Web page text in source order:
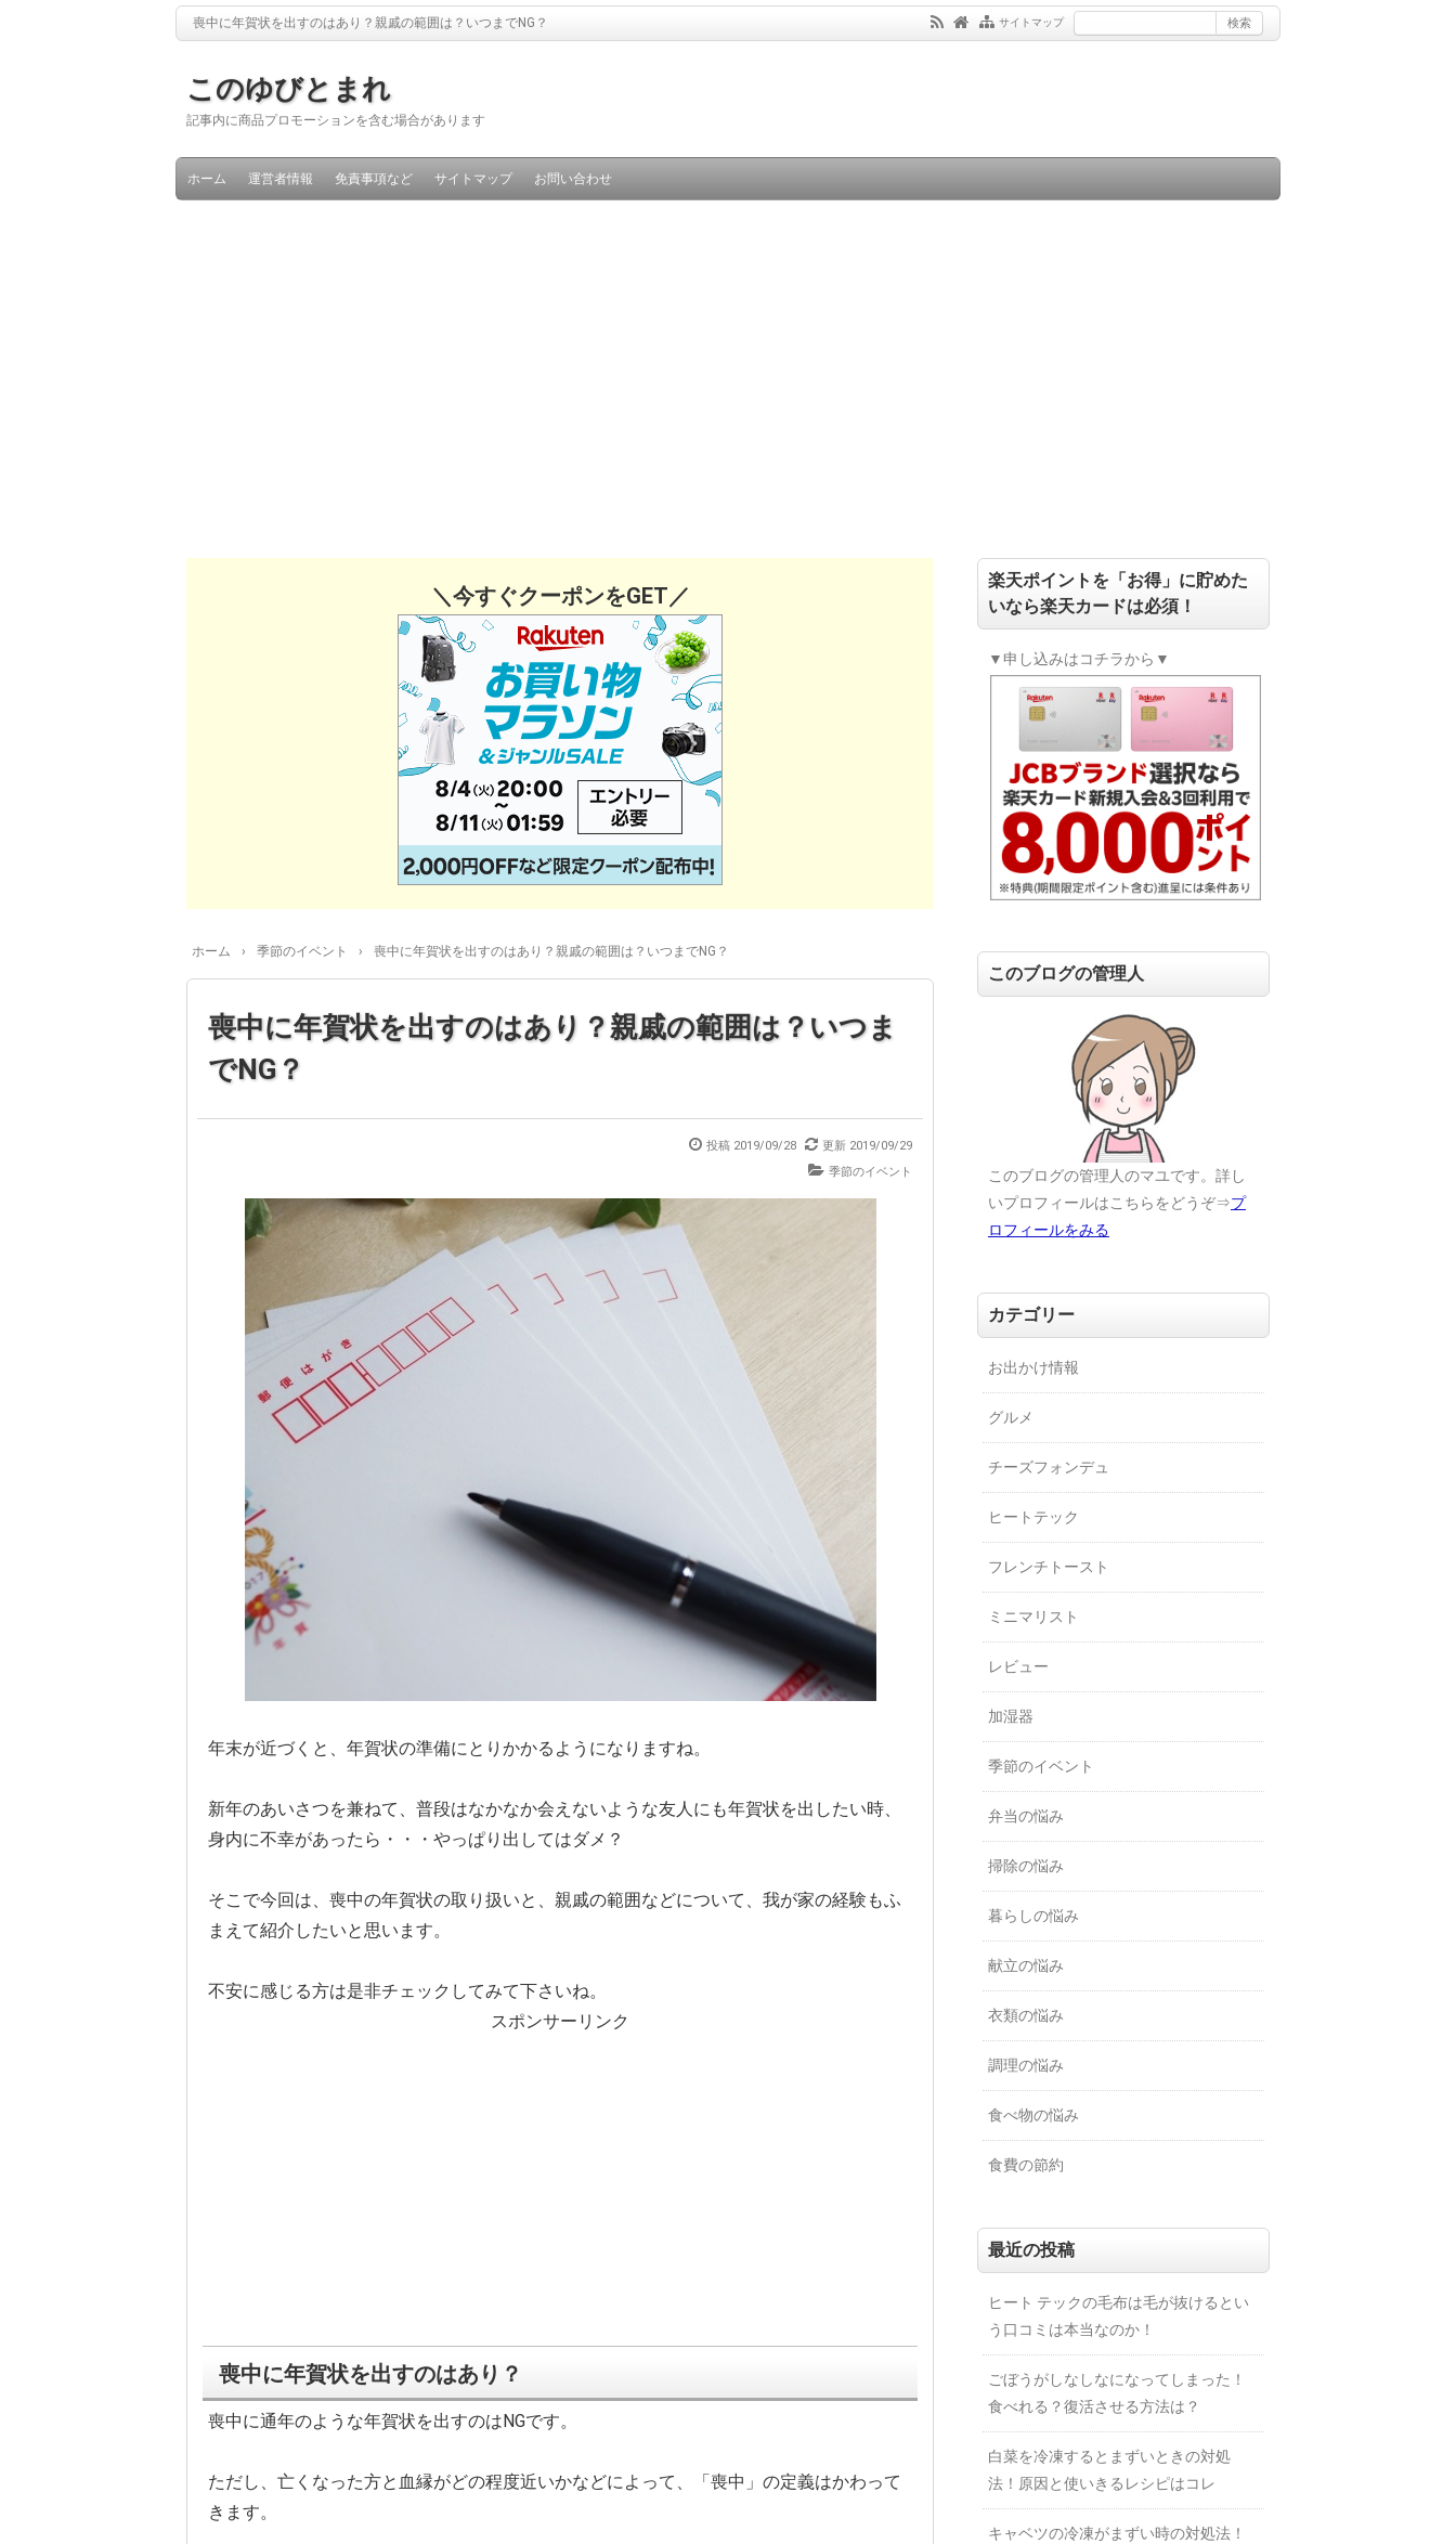
喪中に年賀状を出すのはあり？親戚の範囲は？いつまでNG？ サイトマップ
このゆびとまれ
記事内に商品プロモーションを含む場合があります
ホーム 運営者情報 免責事項など サイトマップ お問い合わせ
＼今すぐクーポンをGET／
ホーム › 季節のイベント › 喪中に年賀状を出すのはあり？親戚の範囲は？いつまでNG？
喪中に年賀状を出すのはあり？親戚の範囲は？いつま
でNG？
投稿 2019/09/28 更新 2019/09/29
季節のイベント
年末が近づくと、年賀状の準備にとりかかるようになりますね。
新年のあいさつを兼ねて、普段はなかなか会えないような友人にも年賀状を出したい時、
身内に不幸があったら・・・やっぱり出してはダメ？
そこで今回は、喪中の年賀状の取り扱いと、親戚の範囲などについて、我が家の経験もふ
まえて紹介したいと思います。
不安に感じる方は是非チェックしてみて下さいね。
スポンサーリンク
喪中に年賀状を出すのはあり？
喪中に通年のような年賀状を出すのはNGです。
ただし、亡くなった方と血縁がどの程度近いかなどによって、「喪中」の定義はかわって
きます。
楽天ポイントを「お得」に貯めた
いなら楽天カードは必須！
▼申し込みはコチラから▼
このブログの管理人
このブログの管理人のマユです。詳し
いプロフィールはこちらをどうぞ⇒プ
ロフィールをみる
カテゴリー
お出かけ情報
グルメ
チーズフォンデュ
ヒートテック
フレンチトースト
ミニマリスト
レビュー
加湿器
季節のイベント
弁当の悩み
掃除の悩み
暮らしの悩み
献立の悩み
衣類の悩み
調理の悩み
食べ物の悩み
食費の節約
最近の投稿
ヒート テックの毛布は毛が抜けるとい
う口コミは本当なのか！
ごぼうがしなしなになってしまった！
食べれる？復活させる方法は？
白菜を冷凍するとまずいときの対処
法！原因と使いきるレシピはコレ
キャベツの冷凍がまずい時の対処法！